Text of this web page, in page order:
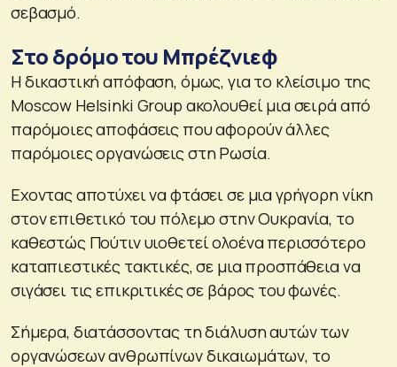
σεβασμό.
Στο δρόμο του Μπρέζνιεφ
Η δικαστική απόφαση, όμως, για το κλείσιμο της
Moscow Helsinki Group ακολουθεί μια σειρά από
παρόμοιες αποφάσεις που αφορούν άλλες
παρόμοιες οργανώσεις στη Ρωσία.
Εχοντας αποτύχει να φτάσει σε μια γρήγορη νίκη
στον επιθετικό του πόλεμο στην Ουκρανία, το
καθεστώς Πούτιν υιοθετεί ολοένα περισσότερο
καταπιεστικές τακτικές, σε μια προσπάθεια να
σιγάσει τις επικριτικές σε βάρος του φωνές.
Σήμερα, διατάσσοντας τη διάλυση αυτών των
οργανώσεων ανθρωπίνων δικαιωμάτων, το